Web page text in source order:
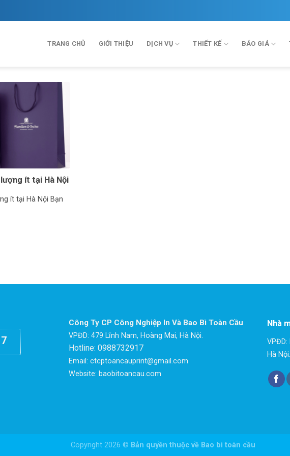
TRANG CHỦ GIỚI THIỆU DỊCH VỤ THIẾT KẾ BÁO GIÁ
ít tại Hà Nội
ít tại Hà Nội Bạn
Công Ty CP Công Nghiệp In Và Bao Bì Toàn Cầu
VPĐD: 479 Lĩnh Nam, Hoàng Mai, Hà Nội.
Hotline: 0988732917
Email: ctcptoancauprint@gmail.com
Website: baobitoancau.com
Nhà
VPĐD:
Hà Nội.
Copyright 2026 © Bản quyền thuộc về Bao bì toàn cầu